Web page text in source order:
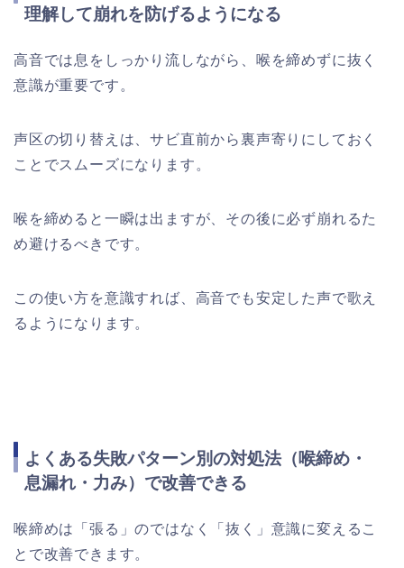
理解して崩れを防げるようになる
高音では息をしっかり流しながら、喉を締めずに抜く
意識が重要です。
声区の切り替えは、サビ直前から裏声寄りにしておく
ことでスムーズになります。
喉を締めると一瞬は出ますが、その後に必ず崩れるた
め避けるべきです。
この使い方を意識すれば、高音でも安定した声で歌え
るようになります。
よくある失敗パターン別の対処法（喉締め・
息漏れ・力み）で改善できる
喉締めは「張る」のではなく「抜く」意識に変えるこ
とで改善できます。